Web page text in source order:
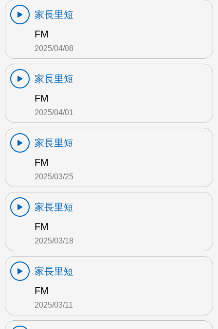
家長里短
FM
2025/04/08
家長里短
FM
2025/04/01
家長里短
FM
2025/03/25
家長里短
FM
2025/03/18
家長里短
FM
2025/03/11